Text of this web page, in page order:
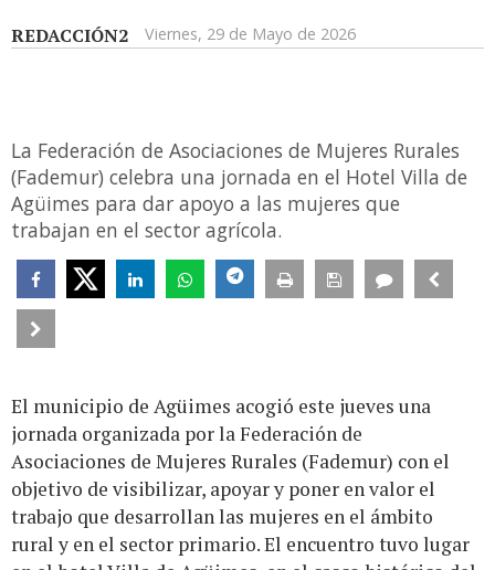
REDACCIÓN2 Viernes, 29 de Mayo de 2026
La Federación de Asociaciones de Mujeres Rurales
(Fademur) celebra una jornada en el Hotel Villa de
Agüimes para dar apoyo a las mujeres que
trabajan en el sector agrícola.
El municipio de Agüimes acogió este jueves una
jornada organizada por la Federación de
Asociaciones de Mujeres Rurales (Fademur) con el
objetivo de visibilizar, apoyar y poner en valor el
trabajo que desarrollan las mujeres en el ámbito
rural y en el sector primario. El encuentro tuvo lugar